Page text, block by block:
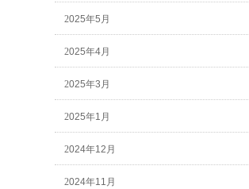
2025年5月
2025年4月
2025年3月
2025年1月
2024年12月
2024年11月